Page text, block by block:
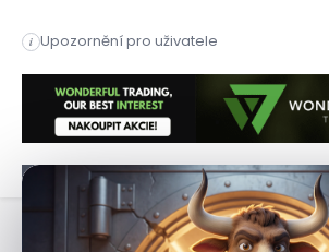
i Upozornění pro uživatele
Prezident Donald Trump vyvolal